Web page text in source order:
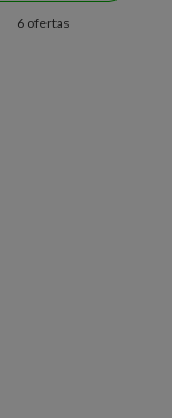
6 ofertas